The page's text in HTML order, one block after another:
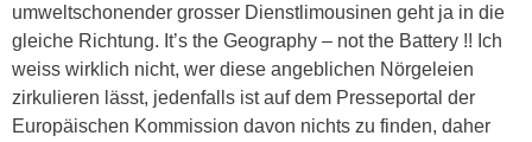
umweltschonender grosser Dienstlimousinen geht ja in die
gleiche Richtung. It’s the Geography – not the Battery !! Ich
weiss wirklich nicht, wer diese angeblichen Nörgeleien
zirkulieren lässt, jedenfalls ist auf dem Presseportal der
Europäischen Kommission davon nichts zu finden, daher